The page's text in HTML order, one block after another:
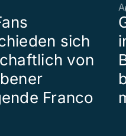
sich
von
Franco